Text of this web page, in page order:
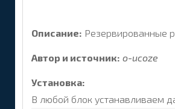
Описание: Резервированные
Автор и источник: o-ucoze
Установка:
В любой блок устанавливаем